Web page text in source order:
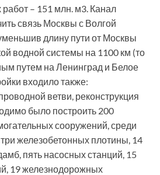
– 151 млн. м3. Канал
связь Москвы с Волгой
длину пути от Москвы
водной системы на 1100 км (то
путем на Ленинград и Белое
входило также:
ветви, реконструкция
было построить 200
сооружений, среди
железобетонных плотины, 14
пять насосных станций, 15
19 железнодорожных